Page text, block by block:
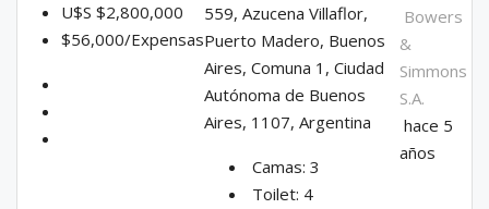
U$S $2,800,000
$56,000/Expensas
559, Azucena Villaflor,
Puerto Madero, Buenos
Aires, Comuna 1, Ciudad
Autónoma de Buenos
Aires, 1107, Argentina
Camas: 3
Toilet: 4
Bowers
&
Simmons
S.A.
hace 5
años